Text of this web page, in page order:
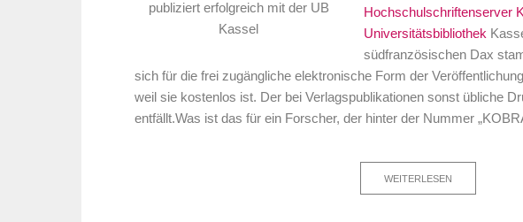
publiziert erfolgreich mit der UB
Kassel
Hochschulschriftenserver
Universitätsbibliothek
südfranzösischen Dax
sich für die frei zugängliche elektronische Form der
weil sie kostenlos ist. Der bei Verlagspublikationen sonst übliche
entfällt.Was ist das für ein Forscher, der hinter der Nummer
WEITERLESEN